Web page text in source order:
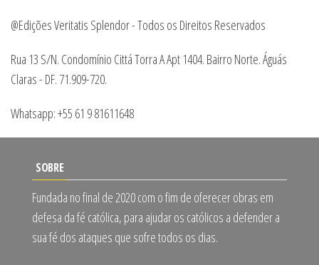
@Edições Veritatis Splendor - Todos os Direitos Reservados
Rua 13 S/N. Condomínio Cittá Torra A Apt 1404. Bairro Norte. Águás
Claras - DF. 71.909-720.
Whatsapp: +55 61 9 81611648
SOBRE
Fundada no final de 2020 com o fim de oferecer obras em
defesa da fé católica, para ajudar os católicos a defender a
sua fé dos ataques que sofre todos os dias.